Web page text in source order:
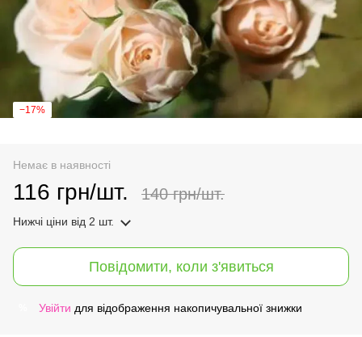
−17%
Немає в наявності
116 грн/шт. 140 грн/шт.
Нижчі ціни від 2 шт.
Повідомити, коли з'явиться
Увійти для відображення накопичувальної знижки